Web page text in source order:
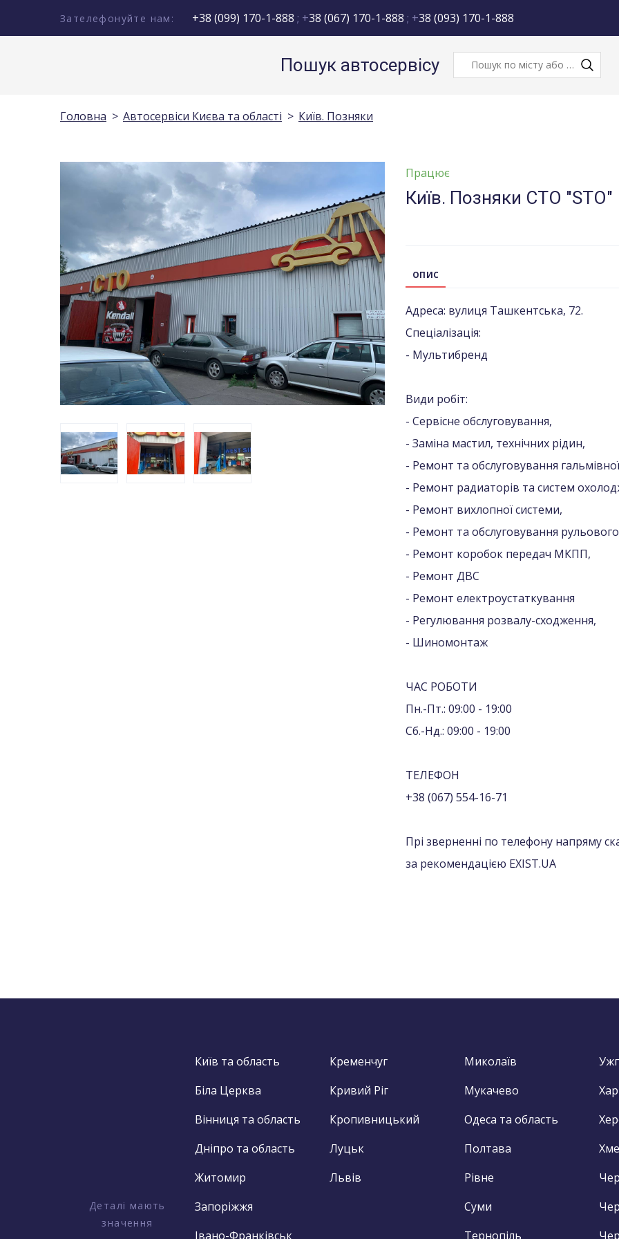
Зателефонуйте нам: +38 (099) 170-1-888 ; +38 (067) 170-1-888 ; +38 (093) 170-1-888
Пошук автосервісу
Головна Автосервіси Києва та області Київ. Позняки
Працює
Київ. Позняки СТО "STO"
ОПИС
Адреса: вулиця Ташкентська, 72.
Спеціалізація:
- Мультибренд
Види робіт:
- Сервісне обслуговування,
- Заміна мастил, технічних рідин,
- Ремонт та обслуговування
- Ремонт радиаторів та систем
- Ремонт вихлопної системи,
- Ремонт та обслуговування
- Ремонт коробок передач МКПП,
- Ремонт ДВС
- Ремонт електроустаткування
- Регулювання розвалу-сходження,
- Шиномонтаж
ЧАС РОБОТИ
Пн.-Пт.: 09:00 - 19:00
Сб.-Нд.: 09:00 - 19:00
ТЕЛЕФОН
+38 (067) 554-16-71
Прі зверненні по телефону напряму
за рекомендацією EXIST.UA
Деталі мають
значення
Київ та область
Біла Церква
Вінниця та область
Дніпро та область
Житомир
Запоріжжя
Івано-Франківськ
Кременчуг
Кривий Ріг
Кропивницький
Луцьк
Львів
Миколаїв
Мукачево
Одеса та область
Полтава
Рівне
Суми
Тернопіль